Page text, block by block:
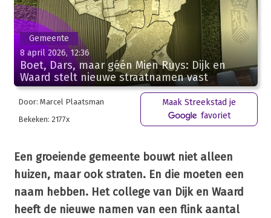
Gemeente
8 april 2026, 12:36
Boet, Dars, maar géén Mien Ruys: Dijk en
Waard stelt nieuwe straatnamen vast
Door: Marcel Plaatsman
Bekeken: 2177x
Maak Streekstad je
favoriet
Een groeiende gemeente bouwt niet alleen
huizen, maar ook straten. En die moeten een
naam hebben. Het college van Dijk en Waard
heeft de nieuwe namen van een flink aantal